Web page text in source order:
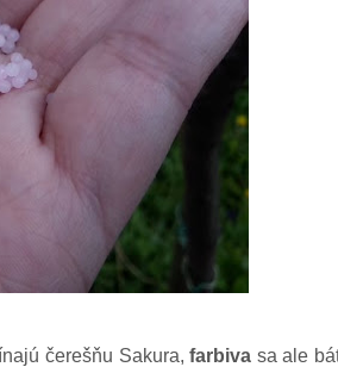
čerešňu Sakura,farbiva sa ale